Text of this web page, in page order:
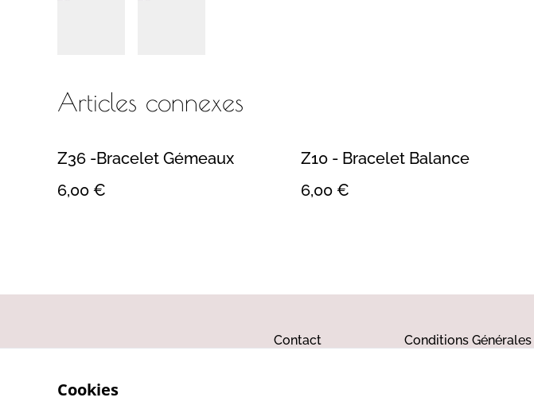
Articles connexes
Z36 -Bracelet Gémeaux
6,00 €
Z10 - Bracelet Balance
6,00 €
Contact Conditions Générales
Cookies